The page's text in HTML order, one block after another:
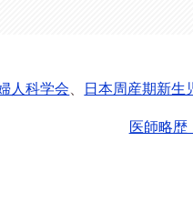
人科学会、 日本周産期新生
医師略歴